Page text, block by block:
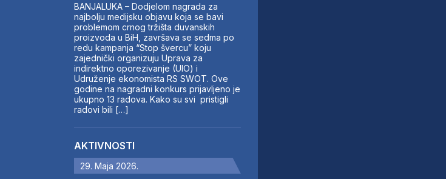
BANJALUKA – Dodjelom nagrada za
najbolju medijsku objavu koja se bavi
problemom crnog tržišta duvanskih
proizvoda u BiH, završava se sedma po
redu kampanja “Stop švercu” koju
zajednički organizuju Uprava za
indirektno oporezivanje (UIO) i
Udruženje ekonomista RS SWOT. Ove
godine na nagradni konkurs prijavljeno je
ukupno 13 radova. Kako su svi pristigli
radovi bili […]
AKTIVNOSTI
29. Maja 2026.